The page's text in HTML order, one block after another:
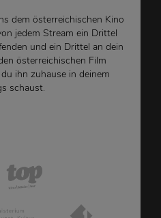
dem österreichischen Kino
jedem Stream ein Drittel
und ein Drittel an dein
österreichischen Film
ihn zuhause in deinem
schaust.